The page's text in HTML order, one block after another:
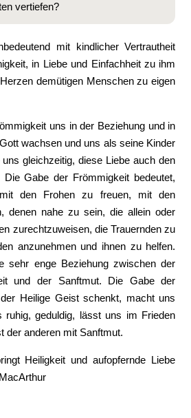
vertiefen?
mit kindlicher Vertrautheit
in Liebe und Einfachheit zu ihm
demütigen Menschen zu eigen
uns in der Beziehung und in
wachsen und uns als seine Kinder
gleichzeitig, diese Liebe auch den
Die Gabe der Frömmigkeit bedeutet,
den Frohen zu freuen, mit den
denen nahe zu sein, die allein oder
zurechtzuweisen, die Trauernden zu
anzunehmen und ihnen zu helfen.
sehr enge Beziehung zwischen der
und der Sanftmut. Die Gabe der
Heilige Geist schenkt, macht uns
ruhig, geduldig, lässt uns im Frieden
der anderen mit Sanftmut.
Heiligkeit und aufopfernde Liebe